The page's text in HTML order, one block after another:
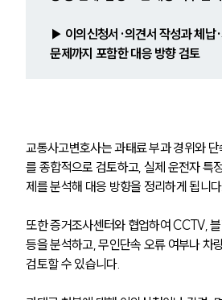
▶ 이의신청서·의견서 작성과 체납
문제까지 포함한 대응 방향 검토
교통사고변호사는 과태료 부과 경위와 단
를 종합적으로 검토하고, 실제 운전자 특
제를 분석해 대응 방향을 정리하게 됩니다.
또한 증거조사센터와 협업하여 CCTV,
등을 분석하고, 무인단속 오류 여부나 차
검토할 수 있습니다.